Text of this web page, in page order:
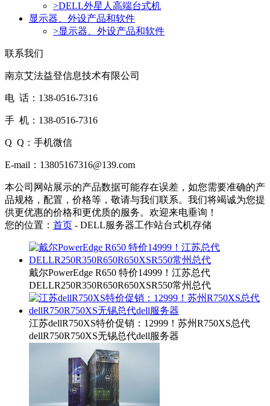
>DELL外星人高端台式机
显示器、外设产品和软件
>显示器、外设产品和软件
联系我们
南京艾法益登信息技术有限公司
电 话：138-0516-7316
手 机：138-0516-7316
Q Q：手机微信
E-mail：13805167316@139.com
本公司网站展示的产品数据可能存在误差，如您需要准确的产
品规格，配置，价格等，敬请与我们联系。我们将竭诚为您提
供更优惠的价格和更优质的服务。欢迎来电垂询！
您的位置： 首页 - DELL服务器工作站台式机存储
戴尔PowerEdge R650 特价14999！江苏总代
DELLR250R350R650R650XSR550常州总代
江苏dellR750XS特价促销：12999！苏州R750XS总代
dellR750R750XS无锡总代dell服务器